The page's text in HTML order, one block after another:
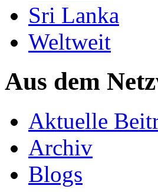
Sri Lanka
Weltweit
Aus dem
Aktuelle
Archiv
Blogs